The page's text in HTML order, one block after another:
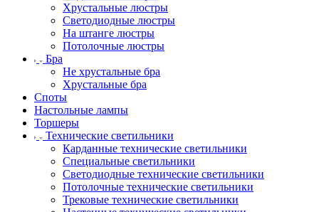
Хрустальные люстры
Светодиодные люстры
На штанге люстры
Потолочные люстры
Бра
Не хрустальные бра
Хрустальные бра
Споты
Настольные лампы
Торшеры
Технические светильники
Карданные технические светильники
Специальные светильники
Светодиодные технические светильники
Потолочные технические светильники
Трековые технические светильники